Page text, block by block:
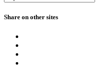
Share on other sites